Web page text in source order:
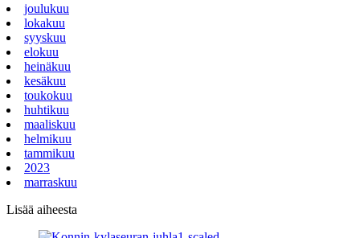
joulukuu
lokakuu
syyskuu
elokuu
heinäkuu
kesäkuu
toukokuu
huhtikuu
maaliskuu
helmikuu
tammikuu
2023
marraskuu
Lisää aiheesta